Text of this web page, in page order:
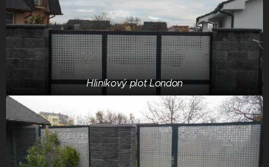
Hliníkový plot London